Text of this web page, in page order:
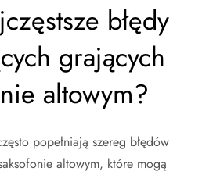
błędy
grających
altowym?
popełniają szereg błędów
altowym, które mogą